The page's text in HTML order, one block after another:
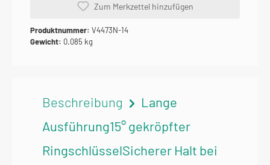
Zum Merkzettel hinzufügen
Produktnummer: V4473N-14
Gewicht: 0.085 kg
Beschreibung
Lange
Ausführung15° gekröpfter
RingschlüsselSicherer Halt bei